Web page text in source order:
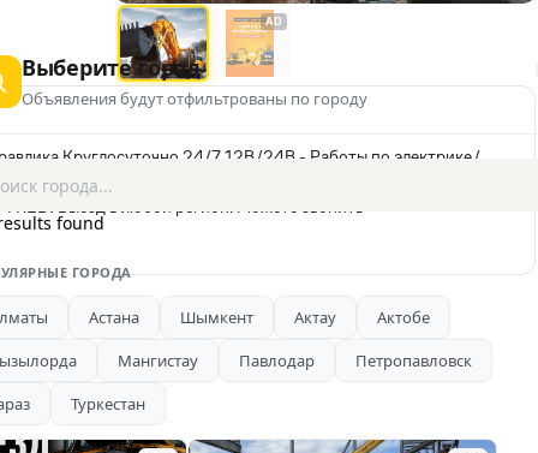
AD
Круглосуточно 24/7 12В/24В - Работы по электрике/
- Ремонт/восстановление поломки. - Капитальный ремонт. и
RED! Выезд в любой регион. Можете звонить
Выберите город
Объявления будут отфильтрованы по городу
found
ГОРОДА
Астана Шымкент Актау
Актобе
Мангистау Павлодар
Петропавловск
Туркестан